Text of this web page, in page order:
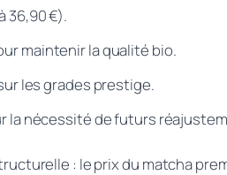
36,90 €).
maintenir la qualité bio.
les grades prestige.
la nécessité de futurs
: le prix du matcha